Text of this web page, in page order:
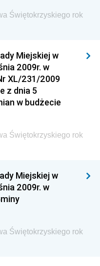
Głównej Straży
Banku Polskiego
Głównej Policji
i Polityki
Budownictwa
Zagranicznych
Biura
Świętokrzyskiego rok
Miejskiej w
2009r. w
XL/231/2009
z dnia 5
w budżecie
Świętokrzyskiego rok
Miejskiej w
2009r. w
Świętokrzyskiego rok